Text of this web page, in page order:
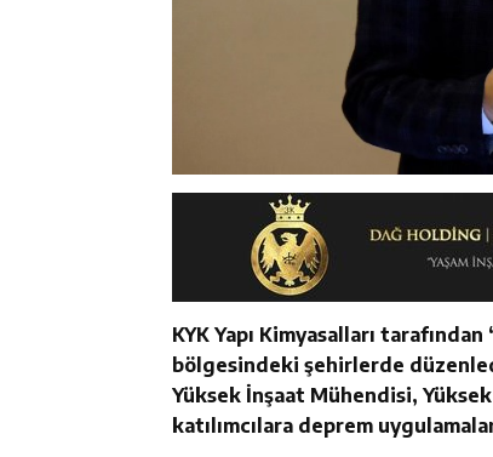
KYK Yapı Kimyasalları
bölgesindeki şehirlerde
Yüksek İnşaat Mühendisi,
katılımcılara deprem